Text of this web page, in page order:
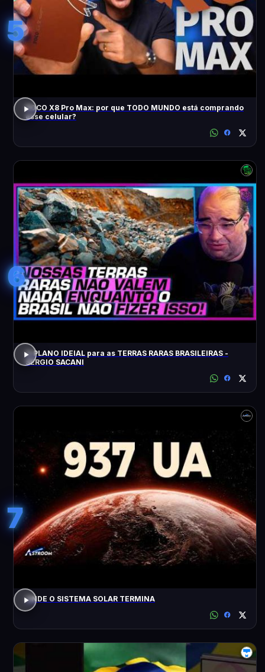
5
POCO X8 Pro Max: por que TODO MUNDO está comprando
esse celular?
6
O PLANO IDEIAL para as TERRAS RARAS BRASILEIRAS -
SÉRGIO SACANI
7
ONDE O SISTEMA SOLAR TERMINA